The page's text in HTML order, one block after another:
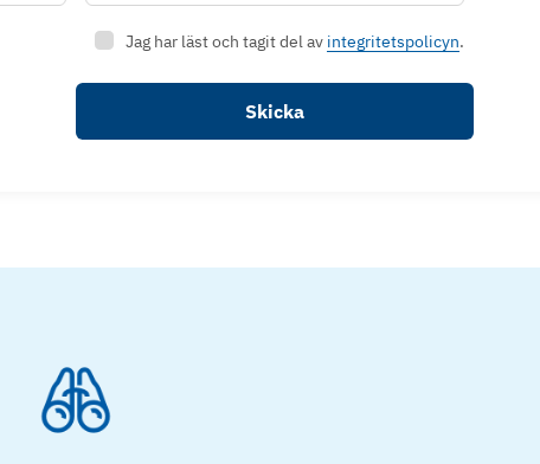
Jag har läst och tagit del av integritetspolicyn.
Skicka